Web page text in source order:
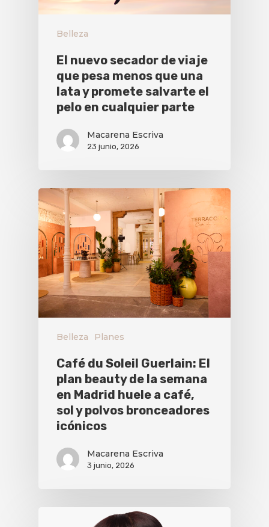
Belleza
El nuevo secador de viaje
que pesa menos que una
lata y promete salvarte el
pelo en cualquier parte
Macarena Escriva
23 junio, 2026
Belleza Planes
Café du Soleil Guerlain: El
plan beauty de la semana
en Madrid huele a café,
sol y polvos bronceadores
icónicos
Macarena Escriva
3 junio, 2026